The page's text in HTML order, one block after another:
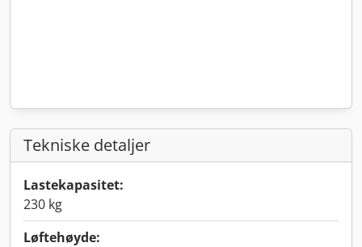
Tekniske detaljer
Lastekapasitet:
230 kg
Løftehøyde: